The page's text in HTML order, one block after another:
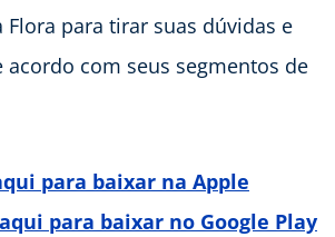
Flora para tirar suas dúvidas e
com seus segmentos de
para baixar na Apple
para baixar no Google Play